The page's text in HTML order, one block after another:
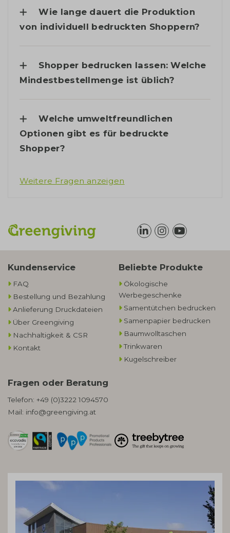
Wie lange dauert die Produktion
von individuell bedruckten Shoppern?
Shopper bedrucken lassen: Welche
Mindestbestellmenge ist üblich?
Welche umweltfreundlichen
Optionen gibt es für bedruckte
Shopper?
Weitere Fragen anzeigen
Kundenservice
FAQ
Bestellung und Bezahlung
Anlieferung Druckdateien
Über Greengiving
Nachhaltigkeit & CSR
Kontakt
Beliebte Produkte
Ökologische
Werbegeschenke​
Samentütchen bedrucken
Samenpapier bedrucken
Baumwolltaschen​
Trinkwaren
Kugelschreiber
Fragen oder Beratung
Telefon: +49 (0)3222 1094570
Mail: info@greengiving.at